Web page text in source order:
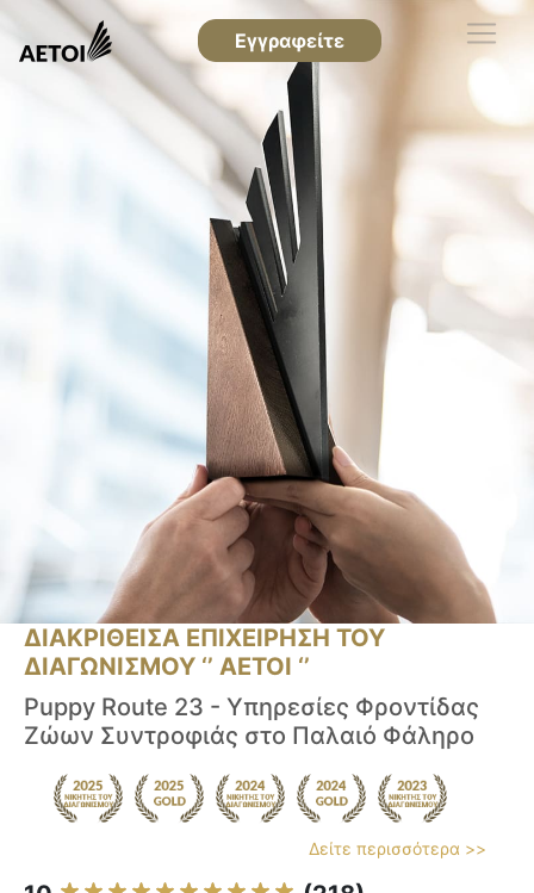
Εγγραφείτε
ΔΙΑΚΡΙΘΕΙΣΑ ΕΠΙΧΕΙΡΗΣΗ ΤΟΥ
ΔΙΑΓΩΝΙΣΜΟΥ ‘’ ΑΕΤΟΙ ‘’
Puppy Route 23 - Υπηρεσίες Φροντίδας
Ζώων Συντροφιάς στο Παλαιό Φάληρο
Δείτε περισσότερα >>